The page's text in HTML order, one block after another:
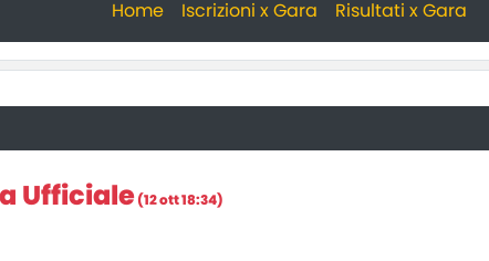
Home Iscrizioni x Gara Risultati x Gara
Ufficiale (12 ott 18:34)